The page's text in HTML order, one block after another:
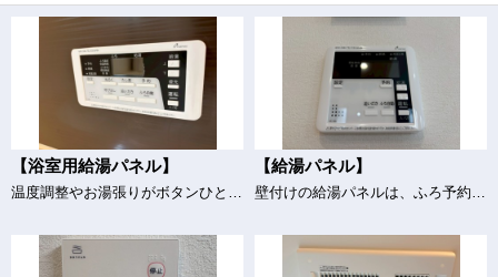
【浴室用給湯パネル】
温度調整やお湯張りがボタンひとつで簡単に！毎日のバスタイムがもっと快適に！
【給湯パネル】
壁付けの給湯パネルは、ふろ予約や追い焚きもボタンひとつで簡単操作。シンプルなデザインで使いやすさに優れています。